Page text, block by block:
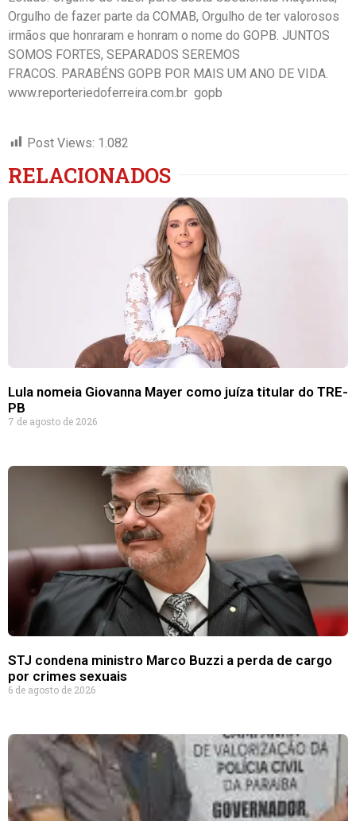
Orgulho de fazer parte da COMAB, Orgulho de ter valorosos
irmãos que honraram e honram o nome do GOPB. JUNTOS
SOMOS FORTES, SEPARADOS SEREMOS
FRACOS. PARABÉNS GOPB POR MAIS UM ANO DE VIDA.
www.reporteriedoferreira.com.br gopb
Post Views: 1.082
RELACIONADOS
Lula nomeia Giovanna Mayer como juíza titular do TRE-
PB
7 de agosto de 2026
STJ condena ministro Marco Buzzi a perda de cargo
por crimes sexuais
6 de agosto de 2026